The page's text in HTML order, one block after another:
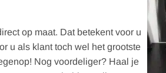
op maat. Dat betekent voor u
u als klant toch wel het grootste
Nog voordeliger? Haal je